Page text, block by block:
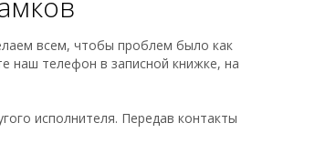
всем, чтобы проблем было как
наш телефон в записной книжке, на
исполнителя. Передав контакты